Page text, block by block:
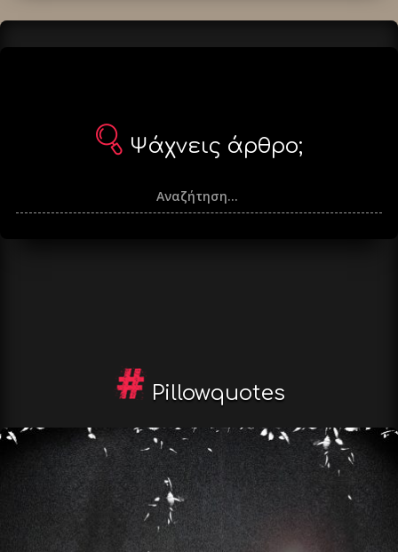
Ψάχνεις άρθρο;
Pillowquotes